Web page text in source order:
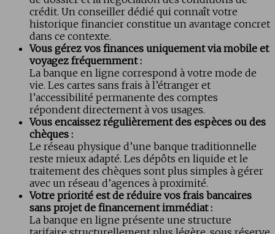
crédit. Un conseiller dédié qui connaît votre
historique financier constitue un avantage concret
dans ce contexte.
Vous gérez vos finances uniquement via mobile et
voyagez fréquemment :
La banque en ligne correspond à votre mode de
vie. Les cartes sans frais à l’étranger et
l’accessibilité permanente des comptes
répondent directement à vos usages.
Vous encaissez régulièrement des espèces ou des
chèques :
Le réseau physique d’une banque traditionnelle
reste mieux adapté. Les dépôts en liquide et le
traitement des chèques sont plus simples à gérer
avec un réseau d’agences à proximité.
Votre priorité est de réduire vos frais bancaires
sans projet de financement immédiat :
La banque en ligne présente une structure